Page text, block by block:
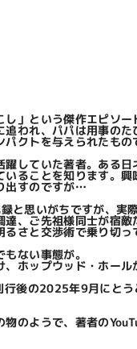
」という傑作エピソ
われ、パパは用事の
クトを与えられたも
していた著者。ある
ることを知ります。
出すのですが…
思いがちですが、
、ご先祖様同士が宿
さと交渉術で乗り切
ない事態が。
ホップウッド・ホー
後の2025年9月にと
のようで、著者の